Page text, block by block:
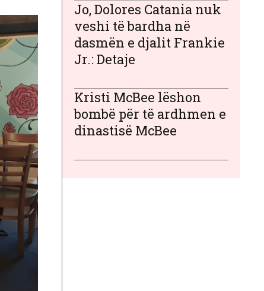
Jo, Dolores Catania nuk
veshi të bardha në
dasmën e djalit Frankie
Jr.: Detaje
Kristi McBee lëshon
bombë për të ardhmen e
dinastisë McBee